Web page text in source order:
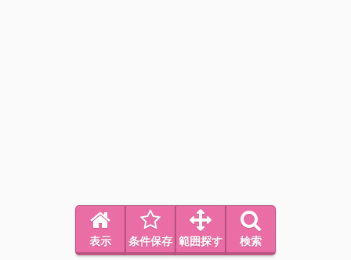
表示 条件保存 範囲探す 検索